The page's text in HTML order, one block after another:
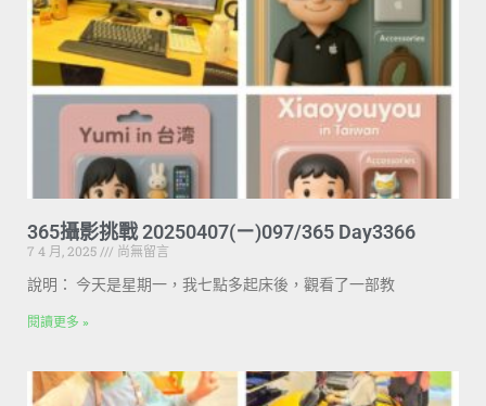
365攝影挑戰 20250407(ㄧ)097/365 Day3366
7 4 月, 2025
尚無留言
說明： 今天是星期一，我七點多起床後，觀看了一部教
閱讀更多 »